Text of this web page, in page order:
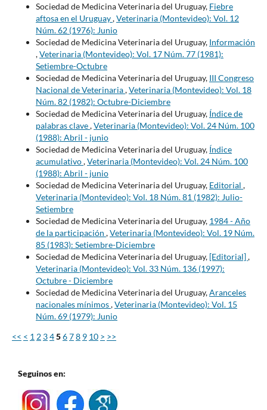
Sociedad de Medicina Veterinaria del Uruguay, Fiebre
aftosa en el Uruguay,Veterinaria (Montevideo): Vol. 12
Núm. 62 (1976): Junio
Sociedad de Medicina Veterinaria del Uruguay, Información
,Veterinaria (Montevideo): Vol. 17 Núm. 77 (1981):
Setiembre-Octubre
Sociedad de Medicina Veterinaria del Uruguay, III Congreso
Nacional de Veterinaria,Veterinaria (Montevideo): Vol. 18
Núm. 82 (1982): Octubre-Diciembre
Sociedad de Medicina Veterinaria del Uruguay, Índice de
palabras clave,Veterinaria (Montevideo): Vol. 24 Núm. 100
(1988): Abril - junio
Sociedad de Medicina Veterinaria del Uruguay, Índice
acumulativo,Veterinaria (Montevideo): Vol. 24 Núm. 100
(1988): Abril - junio
Sociedad de Medicina Veterinaria del Uruguay, Editorial ,
Veterinaria (Montevideo): Vol. 18 Núm. 81 (1982): Julio-
Setiembre
Sociedad de Medicina Veterinaria del Uruguay, 1984 - Año
de la participación ,Veterinaria (Montevideo): Vol. 19 Núm.
85 (1983): Setiembre-Diciembre
Sociedad de Medicina Veterinaria del Uruguay, [Editorial],
Veterinaria (Montevideo): Vol. 33 Núm. 136 (1997):
Octubre - Diciembre
Sociedad de Medicina Veterinaria del Uruguay,Aranceles
nacionales mínimos,Veterinaria (Montevideo): Vol. 15
Núm. 69 (1979): Junio
<< < 1 2 345678 9 10 > >>
Seguinos en: